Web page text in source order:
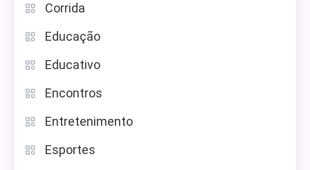
Corrida
Educação
Educativo
Encontros
Entretenimento
Esportes